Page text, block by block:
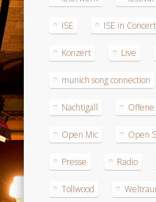
ISE ISE in Concert
Konzert Live
munich song connection
Nachtigall
Open Mic Open
Presse Radio
Tollwood